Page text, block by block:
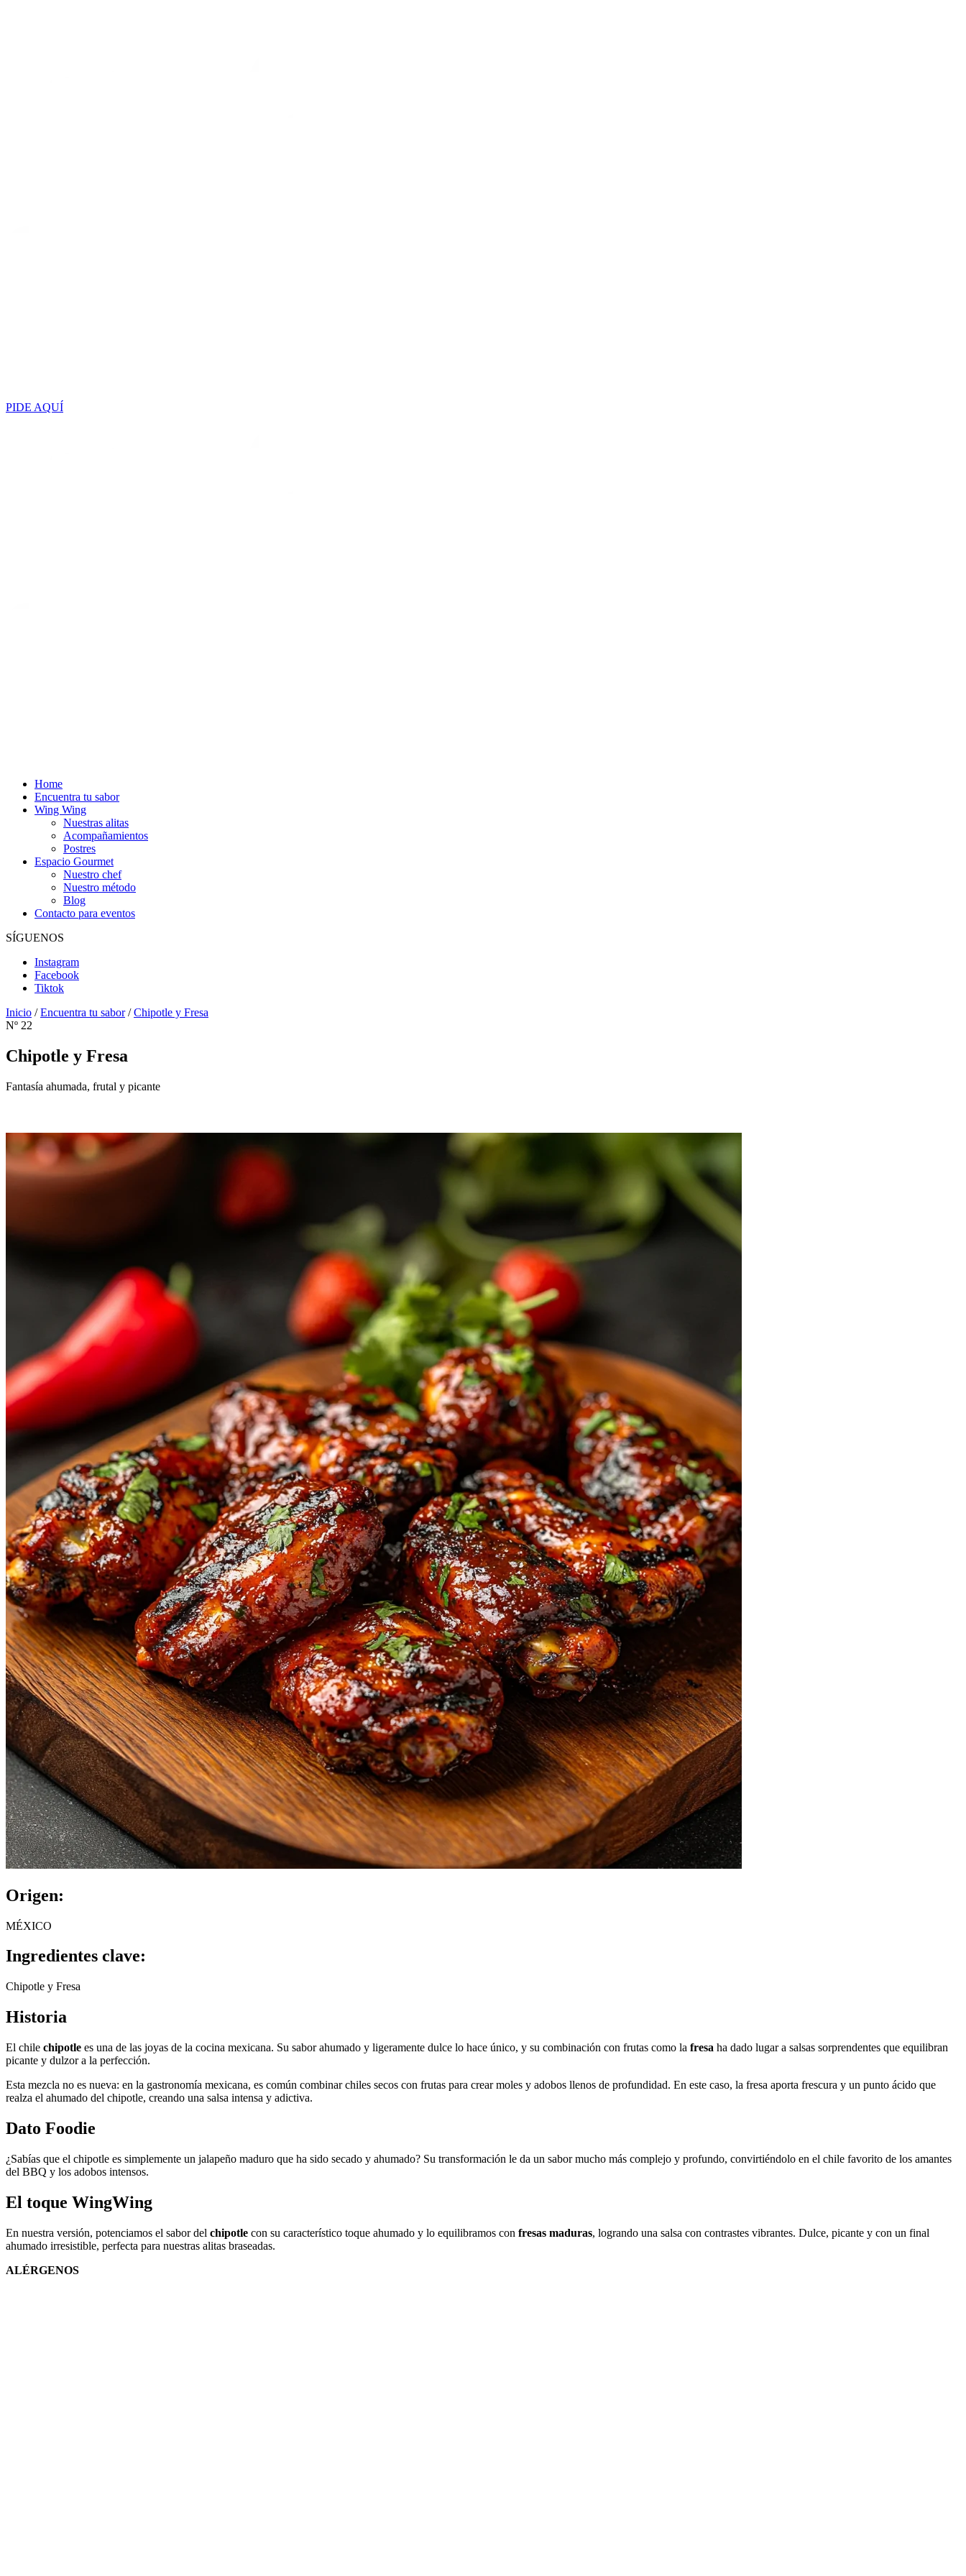
PIDE AQUÍ
Home
Encuentra tu sabor
Wing Wing
Nuestras alitas
Acompañamientos
Postres
Espacio Gourmet
Nuestro chef
Nuestro método
Blog
Contacto para eventos
SÍGUENOS
Instagram
Facebook
Tiktok
Inicio /Encuentra tu sabor/Chipotle y Fresa
Nº 22
Chipotle y Fresa
Fantasía ahumada, frutal y picante
Origen:
MÉXICO
Ingredientes clave:
Chipotle y Fresa
Historia
El chile chipotle es una de las joyas de la cocina mexicana. Su sabor ahumado y ligeramente dulce lo hace único, y su combinación con frutas como la fresa ha dado lugar a salsas sorprendentes que equilibran
picante y dulzor a la perfección.
Esta mezcla no es nueva: en la gastronomía mexicana, es común combinar chiles secos con frutas para crear moles y adobos llenos de profundidad. En este caso, la fresa aporta frescura y un punto ácido que
realza el ahumado del chipotle, creando una salsa intensa y adictiva.
Dato Foodie
¿Sabías que el chipotle es simplemente un jalapeño maduro que ha sido secado y ahumado? Su transformación le da un sabor mucho más complejo y profundo, convirtiéndolo en el chile favorito de los amantes
del BBQ y los adobos intensos.
El toque WingWing
En nuestra versión, potenciamos el sabor del chipotle con su característico toque ahumado y lo equilibramos con fresas maduras, logrando una salsa con contrastes vibrantes. Dulce, picante y con un final
ahumado irresistible, perfecta para nuestras alitas braseadas.
ALÉRGENOS